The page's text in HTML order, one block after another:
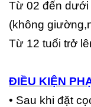
Từ 02 đến dưới
(không
Từ 12 tuổi trở
ĐIỀU KIỆN
• Sau khi đặt